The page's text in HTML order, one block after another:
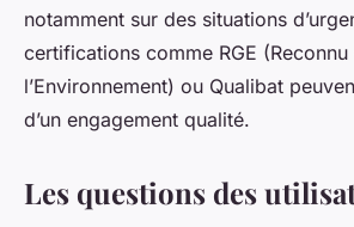
notamment sur des situations
certifications comme RGE (Reconnu
l’Environnement) ou Qualibat
d’un engagement qualité.
Les questions des